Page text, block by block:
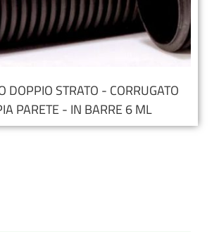
DOPPIO STRATO - CORRUGATO
PARETE - IN BARRE 6 ML